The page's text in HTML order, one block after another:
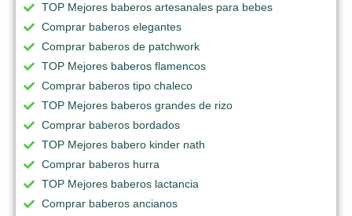
TOP Mejores baberos artesanales para bebes
Comprar baberos elegantes
Comprar baberos de patchwork
TOP Mejores baberos flamencos
Comprar baberos tipo chaleco
TOP Mejores baberos grandes de rizo
Comprar baberos bordados
TOP Mejores babero kinder nath
Comprar baberos hurra
TOP Mejores baberos lactancia
Comprar baberos ancianos